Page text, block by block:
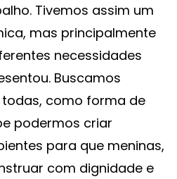
Tivemos assim um
mas principalmente
necessidades
Buscamos
como forma de
podermos criar
para que meninas,
com dignidade e